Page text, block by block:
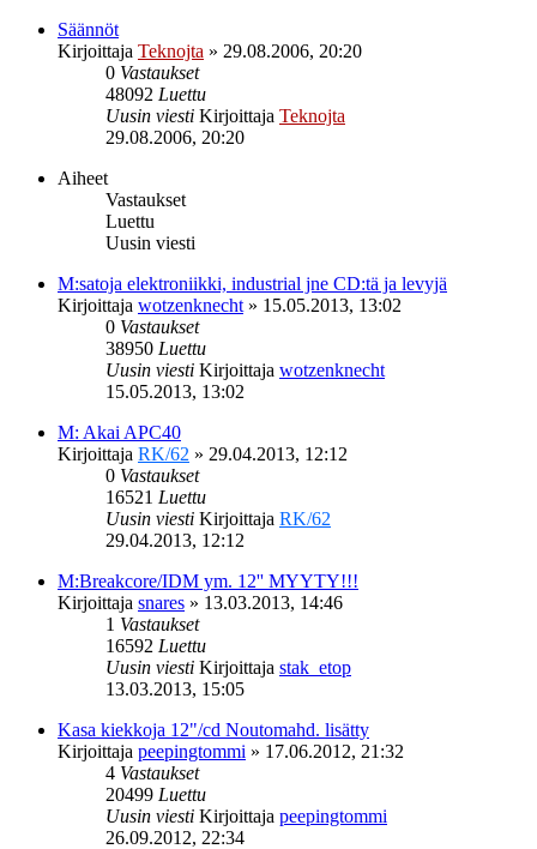
Säännöt
Kirjoittaja Teknojta » 29.08.2006, 20:20
0 Vastaukset
48092 Luettu
Uusin viesti Kirjoittaja Teknojta
29.08.2006, 20:20
Aiheet
Vastaukset
Luettu
Uusin viesti
M:satoja elektroniikki, industrial jne CD:tä ja levyjä
Kirjoittaja wotzenknecht » 15.05.2013, 13:02
0 Vastaukset
38950 Luettu
Uusin viesti Kirjoittaja wotzenknecht
15.05.2013, 13:02
M: Akai APC40
Kirjoittaja RK/62 » 29.04.2013, 12:12
0 Vastaukset
16521 Luettu
Uusin viesti Kirjoittaja RK/62
29.04.2013, 12:12
M:Breakcore/IDM ym. 12'' MYYTY!!!
Kirjoittaja snares » 13.03.2013, 14:46
1 Vastaukset
16592 Luettu
Uusin viesti Kirjoittaja stak_etop
13.03.2013, 15:05
Kasa kiekkoja 12"/cd Noutomahd. lisätty
Kirjoittaja peepingtommi » 17.06.2012, 21:32
4 Vastaukset
20499 Luettu
Uusin viesti Kirjoittaja peepingtommi
26.09.2012, 22:34